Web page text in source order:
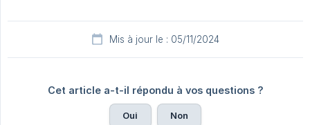
Mis à jour le : 05/11/2024
Cet article a-t-il répondu à vos questions ?
Oui Non